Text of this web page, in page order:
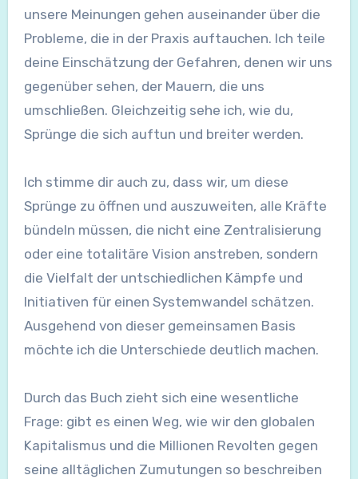
unsere Meinungen gehen auseinander über die
Probleme, die in der Praxis auftauchen. Ich teile
deine Einschätzung der Gefahren, denen wir uns
gegenüber sehen, der Mauern, die uns
umschließen. Gleichzeitig sehe ich, wie du,
Sprünge die sich auftun und breiter werden.
Ich stimme dir auch zu, dass wir, um diese
Sprünge zu öffnen und auszuweiten, alle Kräfte
bündeln müssen, die nicht eine Zentralisierung
oder eine totalitäre Vision anstreben, sondern
die Vielfalt der untschiedlichen Kämpfe und
Initiativen für einen Systemwandel schätzen.
Ausgehend von dieser gemeinsamen Basis
möchte ich die Unterschiede deutlich machen.
Durch das Buch zieht sich eine wesentliche
Frage: gibt es einen Weg, wie wir den globalen
Kapitalismus und die Millionen Revolten gegen
seine alltäglichen Zumutungen so beschreiben